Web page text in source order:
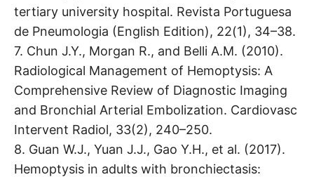
tertiary university hospital. Revista Portuguesa
de Pneumologia (English Edition), 22(1), 34–38.
7. Chun J.Y., Morgan R., and Belli A.M. (2010).
Radiological Management of Hemoptysis: A
Comprehensive Review of Diagnostic Imaging
and Bronchial Arterial Embolization. Cardiovasc
Intervent Radiol, 33(2), 240–250.
8. Guan W.J., Yuan J.J., Gao Y.H., et al. (2017).
Hemoptysis in adults with bronchiectasis: